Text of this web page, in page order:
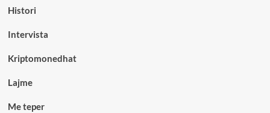
Histori
Intervista
Kriptomonedhat
Lajme
Me teper